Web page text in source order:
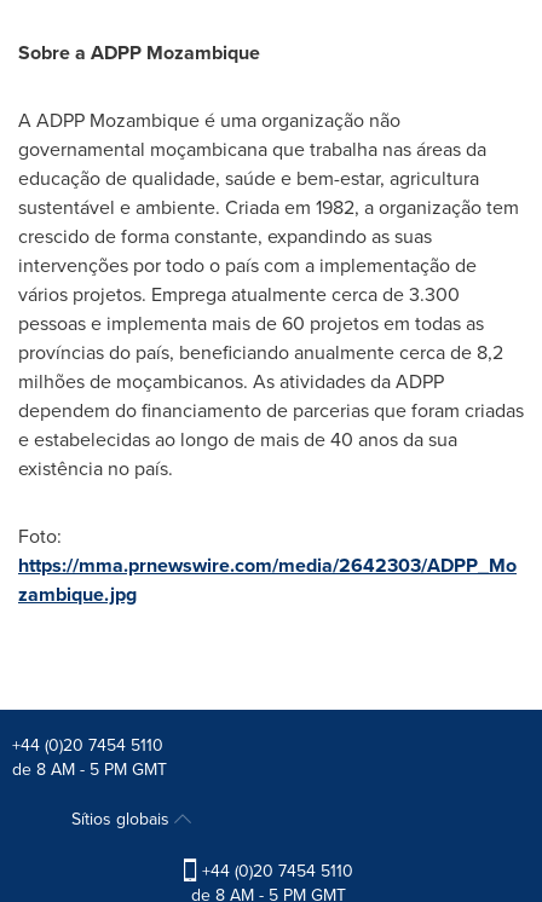
Sobre a ADPP Mozambique
A ADPP Mozambique é uma organização não
governamental moçambicana que trabalha nas áreas da
educação de qualidade, saúde e bem-estar, agricultura
sustentável e ambiente. Criada em 1982, a organização tem
crescido de forma constante, expandindo as suas
intervenções por todo o país com a implementação de
vários projetos. Emprega atualmente cerca de 3.300
pessoas e implementa mais de 60 projetos em todas as
províncias do país, beneficiando anualmente cerca de 8,2
milhões de moçambicanos. As atividades da ADPP
dependem do financiamento de parcerias que foram criadas
e estabelecidas ao longo de mais de 40 anos da sua
existência no país.
Foto:
https://mma.prnewswire.com/media/2642303/ADPP_Mo
zambique.jpg
+44 (0)20 7454 5110
de 8 AM - 5 PM GMT
Sítios globais
+44 (0)20 7454 5110
de 8 AM - 5 PM GMT